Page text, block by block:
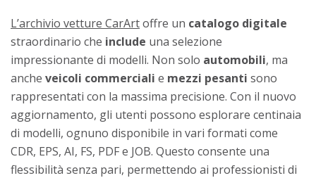
L’archivio vetture CarArtoffre un catalogo digitale
straordinario che include una selezione
impressionante di modelli. Non solo automobili, ma
anche veicoli commerciali e mezzi pesanti sono
rappresentati con la massima precisione. Con il nuovo
aggiornamento, gli utenti possono esplorare centinaia
di modelli, ognuno disponibile in vari formati come
CDR, EPS, AI, FS, PDF e JOB. Questo consente una
flessibilità senza pari, permettendo ai professionisti di